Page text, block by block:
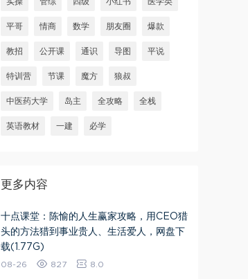
平哥 情商 数学 朋友圈 爆款
教招 公开课 通识 导图 平说
特训营 节课 魔方 狼叔
中医药大学 岛主 全攻略 全栈
英语教材 一建 必学
更多内容
十点课堂：陈愉的人生赢家攻略，用CEO猎
头的方法猎到事业贵人、生活爱人，网盘下
载(1.77G)
08-26 827 8.0